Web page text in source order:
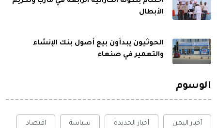
الأبطال
الحوثيون يبدأون بيع أصول بنك الإنشاء
والتعمير في صنعاء
الوسوم
أخبار اليمن أخبار الحديدة سياسة اقتصاد